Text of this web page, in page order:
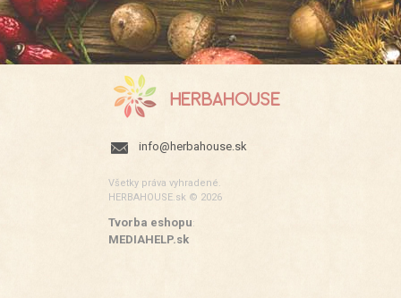
info@herbahouse.sk
Všetky práva vyhradené.
HERBAHOUSE.sk © 2026
Tvorba eshopu:
MEDIAHELP.sk